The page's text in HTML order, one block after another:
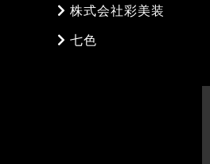
株式会社彩美装
七色